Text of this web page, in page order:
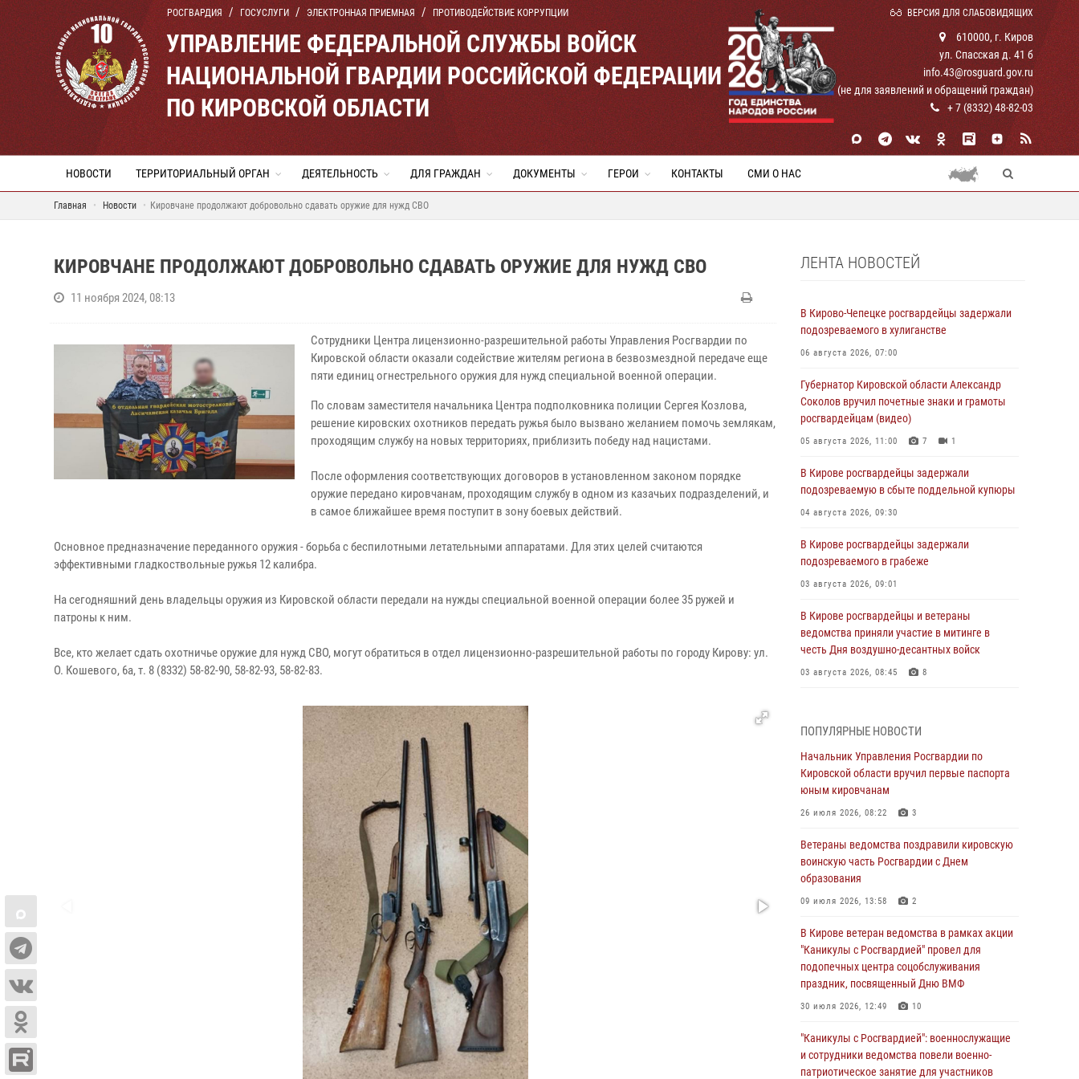
РОСГВАРДИЯ ГОСУСЛУГИ ЭЛЕКТРОННАЯ ПРИЕМНАЯ ПРОТИВОДЕЙСТВИЕ КОРРУПЦИИ ВЕРСИЯ ДЛЯ СЛАБОВИДЯЩИХ
УПРАВЛЕНИЕ ФЕДЕРАЛЬНОЙ СЛУЖБЫ ВОЙСК
НАЦИОНАЛЬНОЙ ГВАРДИИ РОССИЙСКОЙ ФЕДЕРАЦИИ
ПО КИРОВСКОЙ ОБЛАСТИ
610000, г. Киров
ул. Спасская д. 41 б
info.43@rosguard.gov.ru
(не для заявлений и обращений граждан)
+ 7 (8332) 48-82-03
НОВОСТИ ТЕРРИТОРИАЛЬНЫЙ ОРГАН ДЕЯТЕЛЬНОСТЬ ДЛЯ ГРАЖДАН ДОКУМЕНТЫ ГЕРОИ КОНТАКТЫ СМИ О НАС
Главная Новости Кировчане продолжают добровольно сдавать оружие для нужд СВО
КИРОВЧАНЕ ПРОДОЛЖАЮТ ДОБРОВОЛЬНО СДАВАТЬ ОРУЖИЕ ДЛЯ НУЖД СВО
11 ноября 2024, 08:13
Сотрудники Центра лицензионно-разрешительной работы Управления Росгвардии по
Кировской области оказали содействие жителям региона в безвозмездной передаче еще
пяти единиц огнестрельного оружия для нужд специальной военной операции.
По словам заместителя начальника Центра подполковника полиции Сергея Козлова,
решение кировских охотников передать ружья было вызвано желанием помочь землякам,
проходящим службу на новых территориях, приблизить победу над нацистами.
После оформления соответствующих договоров в установленном законом порядке
оружие передано кировчанам, проходящим службу в одном из казачьих подразделений, и
в самое ближайшее время поступит в зону боевых действий.
Основное предназначение переданного оружия - борьба с беспилотными летательными аппаратами. Для этих целей считаются
эффективными гладкоствольные ружья 12 калибра.
На сегодняшний день владельцы оружия из Кировской области передали на нужды специальной военной операции более 35 ружей и
патроны к ним.
Все, кто желает сдать охотничье оружие для нужд СВО, могут обратиться в отдел лицензионно-разрешительной работы по городу Кирову: ул.
О. Кошевого, 6а, т. 8 (8332) 58-82-90, 58-82-93, 58-82-83.
ЛЕНТА НОВОСТЕЙ
В Кирово-Чепецке росгвардейцы задержали
подозреваемого в хулиганстве
06 августа 2026, 07:00
Губернатор Кировской области Александр
Соколов вручил почетные знаки и грамоты
росгвардейцам (видео)
05 августа 2026, 11:00 7 1
В Кирове росгвардейцы задержали
подозреваемую в сбыте поддельной купюры
04 августа 2026, 09:30
В Кирове росгвардейцы задержали
подозреваемого в грабеже
03 августа 2026, 09:01
В Кирове росгвардейцы и ветераны
ведомства приняли участие в митинге в
честь Дня воздушно-десантных войск
03 августа 2026, 08:45 8
1 августа – День дежурной службы войск
национальной гвардии Российской
Федерации
В Росгвардии вспоминают российских
воинов, погибших в Первой мировой войне
1914-1918 годов
В Кирове офицер Росгвардии стал
победителем открытого шахматного турнира
01 августа 2026, 07:08 1
армии Виктор Золотов поздравил
специалистов подразделений тыла с
профессиональным праздником
ПОПУЛЯРНЫЕ НОВОСТИ
Начальник Управления Росгвардии по
Кировской области вручил первые паспорта
юным кировчанам
26 июля 2026, 08:22 3
Ветераны ведомства поздравили кировскую
воинскую часть Росгвардии с Днем
образования
09 июля 2026, 13:58 2
В Кирове ветеран ведомства в рамках акции
"Каникулы с Росгвардией" провел для
подопечных центра соцобслуживания
праздник, посвященный Дню ВМФ
30 июля 2026, 12:49 10
"Каникулы с Росгвардией": военнослужащие
и сотрудники ведомства повели военно-
патриотическое занятие для участников